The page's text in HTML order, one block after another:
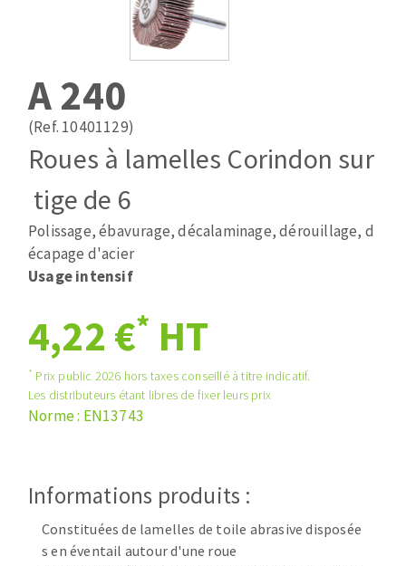
Pose des joints
Nettoyage
Fraises carbure
Fers et plaquettes
Lames de scie à ruban
ABRASIFS APPLIQUÉS
Disques auto-agrippant
Patins
Bandes abrasives
Disques fibre et papier
Cales à poncer et patins
Eponges abrasive
Plateaux supports
Disques abrasifs agglomérés
Meules d'ébarbage
TRAITEMENT DE SURFACE
Disques à lamelles
Brosses
Meules de tourets
Feutres à polir
Aspirateurs
A 240
(Ref. 10401129)
Roues à lamelles Corindon sur
tige de 6
Polissage, ébavurage, décalaminage, dérouillage, d
écapage d'acier
Usage intensif
4,22 €* HT
* Prix public 2026 hors taxes conseillé à titre indicatif.
Les distributeurs étant libres de fixer leurs prix
Norme : EN13743
Informations produits :
Constituées de lamelles de toile abrasive disposée
s en éventail autour d'une roue